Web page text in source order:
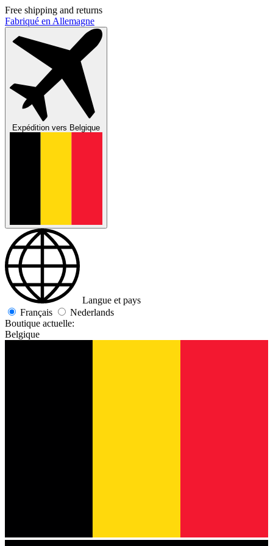
Free shipping and returns
Fabriqué en Allemagne
Expédition vers Belgique
Langue et pays
Français
Nederlands
Boutique actuelle:
Belgique